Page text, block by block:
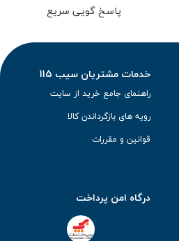
پاسخ گویی سریع
خدمات مشتریان سیب 115
راهنمای جامع خرید از سایت
رویه های بازگرداندن کالا
قوانین و مقررات
درگاه امن پرداخت